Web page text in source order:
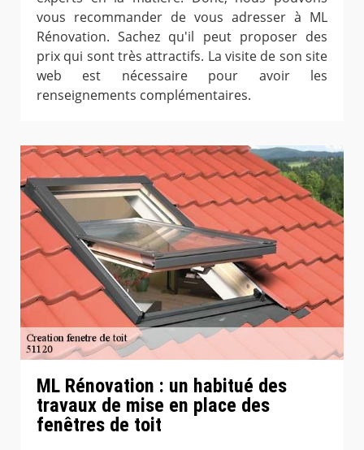
vous recommander de vous adresser à ML
Rénovation. Sachez qu'il peut proposer des
prix qui sont très attractifs. La visite de son site
web est nécessaire pour avoir les
renseignements complémentaires.
ML Rénovation : un habitué des
travaux de mise en place des
fenêtres de toit